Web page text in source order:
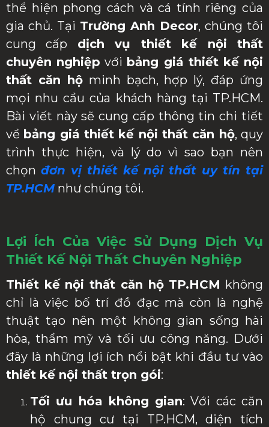
thể hiện phong cách và cá tính riêng của
gia chủ. Tại Trường Anh Decor, chúng tôi
cung cấp dịch vụ thiết kế nội thất
chuyên nghiệp với bảng giá thiết kế nội
thất căn hộminh bạch, hợp lý, đáp ứng
mọi nhu cầu của khách hàng tại TP.HCM.
Bài viết này sẽ cung cấp thông tin chi tiết
về bảng giá thiết kế nội thất căn hộ, quy
trình thực hiện, và lý do vì sao bạn nên
chọn đơn vị thiết kế nội thất uy tín tại
TP.HCM như chúng tôi.
Lợi Ích Của Việc Sử Dụng Dịch Vụ
Thiết Kế Nội Thất Chuyên Nghiệp
Thiết kế nội thất căn hộ TP.HCM không
chỉ là việc bố trí đồ đạc mà còn là nghệ
thuật tạo nên một không gian sống hài
hòa, thẩm mỹ và tối ưu công năng. Dưới
đây là những lợi ích nổi bật khi đầu tư vào
thiết kế nội thất trọn gói:
Tối ưu hóa không gian: Với các căn
hộ chung cư tại TP.HCM, diện tích